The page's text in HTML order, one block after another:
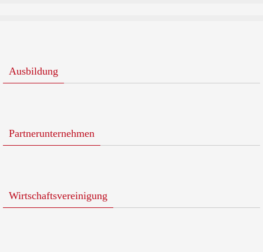
Ausbildung
Partnerunternehmen
Wirtschaftsvereinigung